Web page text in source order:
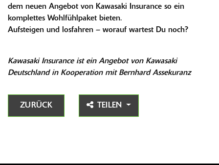
dem neuen Angebot von Kawasaki Insurance so ein
komplettes Wohlfühlpaket bieten.
Aufsteigen und losfahren – worauf wartest Du noch?
Kawasaki Insurance ist ein Angebot von Kawasaki
Deutschland in Kooperation mit Bernhard Assekuranz
ZURÜCK TEILEN